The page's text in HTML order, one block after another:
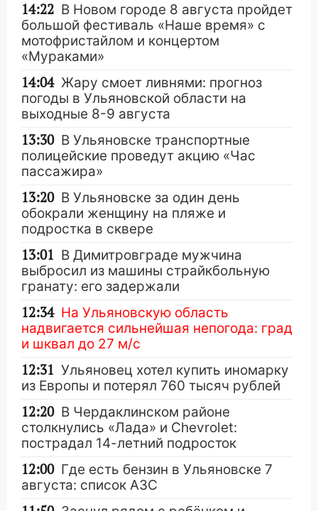
14:22 В Новом городе 8 августа пройдет
большой фестиваль «Наше время» с
мотофристайлом и концертом
«Мураками»
14:04 Жару смоет ливнями: прогноз
погоды в Ульяновской области на
выходные 8-9 августа
13:30 В Ульяновске транспортные
полицейские проведут акцию «Час
пассажира»
13:20 В Ульяновске за один день
обокрали женщину на пляже и
подростка в сквере
13:01 В Димитровграде мужчина
выбросил из машины страйкбольную
гранату: его задержали
12:34 На Ульяновскую область
надвигается сильнейшая непогода: град
и шквал до 27 м/с
12:31 Ульяновец хотел купить иномарку
из Европы и потерял 760 тысяч рублей
12:20 В Чердаклинском районе
столкнулись «Лада» и Chevrolet:
пострадал 14-летний подросток
12:00 Где есть бензин в Ульяновске 7
августа: список АЗС